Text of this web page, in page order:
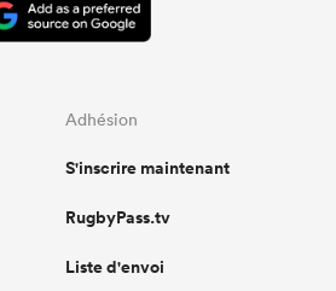
Adhésion
S'inscrire maintenant
RugbyPass.tv
Liste d'envoi